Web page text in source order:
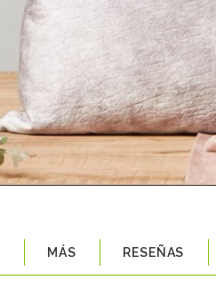
MÁS RESEÑAS